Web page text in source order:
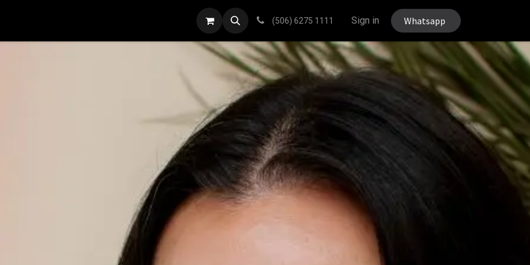
PULSERAS (506) 6275 1111 Sign in Whatsapp